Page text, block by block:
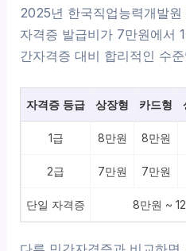
2025년 한국직업능력개발
자격증 발급비가 7만원에서
간자격증 대비 합리적인 수
자격증 등급 상장형 카드형
1급 8만원 8만원
2급 7만원 7만원
단일 자격증 8만원 ~